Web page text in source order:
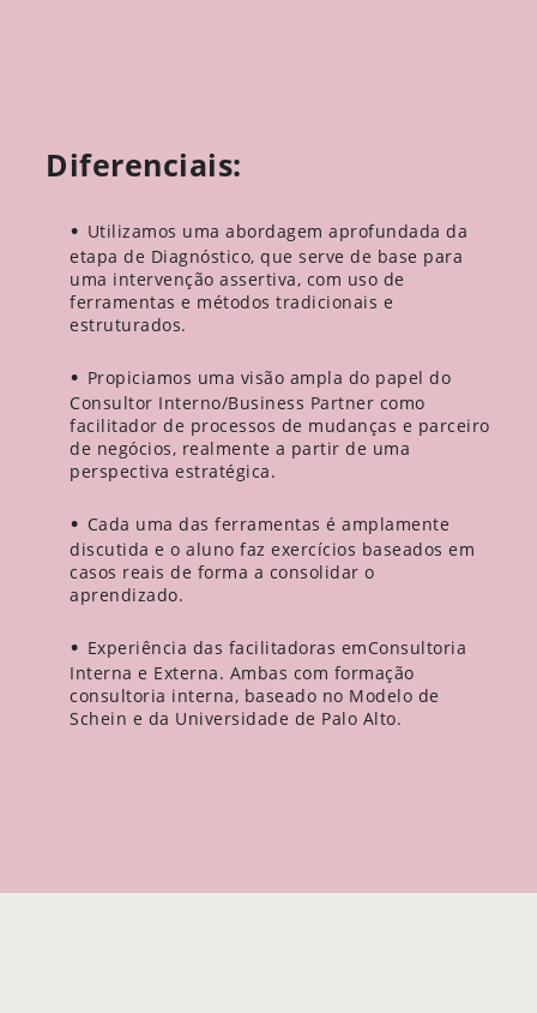
Diferenciais:
Utilizamos uma abordagem aprofundada da
etapa de Diagnóstico, que serve de base para
uma intervenção assertiva, com uso de
ferramentas e métodos tradicionais e
estruturados.
Propiciamos uma visão ampla do papel do
Consultor Interno/Business Partner como
facilitador de processos de mudanças e parceiro
de negócios, realmente a partir de uma
perspectiva estratégica.
Cada uma das ferramentas é amplamente
discutida e o aluno faz exercícios baseados em
casos reais de forma a consolidar o
aprendizado.
Experiência das facilitadoras emConsultoria
Interna e Externa. Ambas com formação
consultoria interna, baseado no Modelo de
Schein e da Universidade de Palo Alto.